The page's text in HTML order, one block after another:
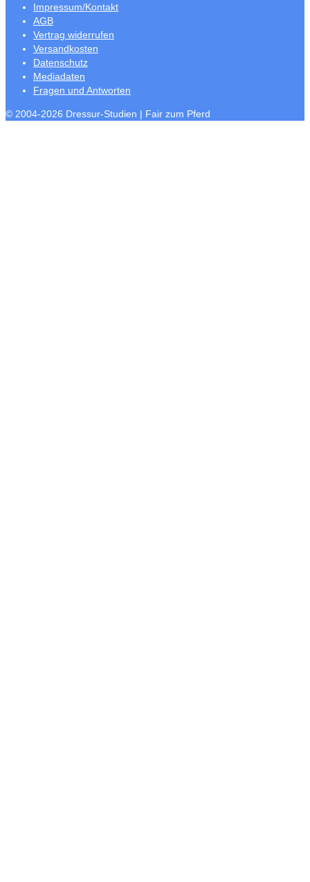
Impressum/Kontakt
AGB
Vertrag widerrufen
Versandkosten
Datenschutz
Mediadaten
Fragen und Antworten
© 2004-2026 Dressur-Studien | Fair zum Pferd